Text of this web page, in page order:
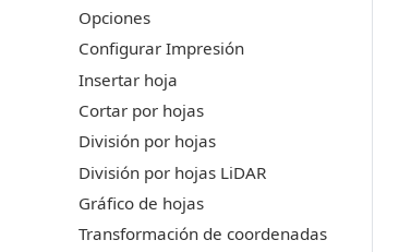
Opciones
Configurar Impresión
Insertar hoja
Cortar por hojas
División por hojas
División por hojas LiDAR
Gráfico de hojas
Transformación de coordenadas